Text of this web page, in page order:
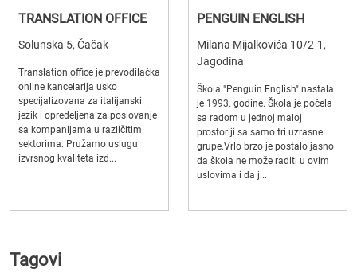
TRANSLATION OFFICE
Solunska 5, Čačak
Translation office je prevodilačka
online kancelarija usko
specijalizovana za italijanski
jezik i opredeljena za poslovanje
sa kompanijama u različitim
sektorima. Pružamo uslugu
izvrsnog kvaliteta izd...
PENGUIN ENGLISH
Milana Mijalkovića 10/2-1,
Jagodina
Škola "Penguin English" nastala
je 1993. godine. Škola je počela
sa radom u jednoj maloj
prostoriji sa samo tri uzrasne
grupe.Vrlo brzo je postalo jasno
da škola ne može raditi u ovim
uslovima i da j...
Tagovi